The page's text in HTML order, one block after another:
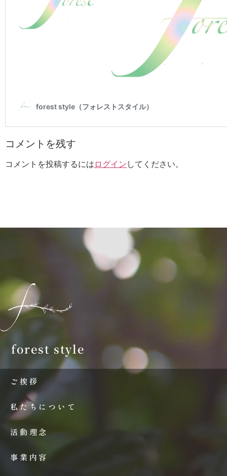
コメントを残す
コメントを投稿するには ログイン してください。
forest style
ご挨拶
私たちについて
活動理念
事業内容